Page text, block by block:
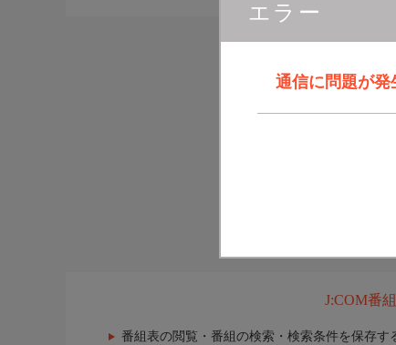
エラー
通信に問題が
J:COM番
番組表の閲覧・番組の検索・検索条件を保存す